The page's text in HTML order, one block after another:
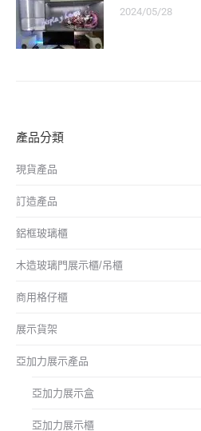
2024/05/28
產品分類
現貨產品
訂造產品
鋁框玻璃櫃
木造玻璃門展示櫃/吊櫃
商用格仔櫃
展示貨架
亞加力展示產品
亞加力展示盒
亞加力展示櫃